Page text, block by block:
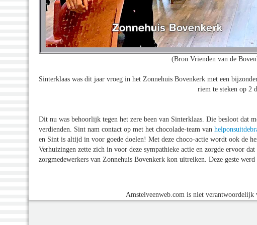
(Bron Vrienden van de
Sinterklaas was dit jaar vroeg in het Zonnehuis Bovenkerk met een
riem te steken op 2
Dit nu was behoorlijk tegen het zere been van Sinterklaas. Die besloot dat
verdienden. Sint nam contact op met het chocolade-team van
en Sint is altijd in voor goede doelen! Met deze choco-actie wordt ook de
Verhuizingen zette zich in voor deze sympathieke actie en zorgde ervoor
zorgmedewerkers van Zonnehuis Bovenkerk kon uitreiken. Deze geste
Amstelveenweb.com is niet verantwoordelijk